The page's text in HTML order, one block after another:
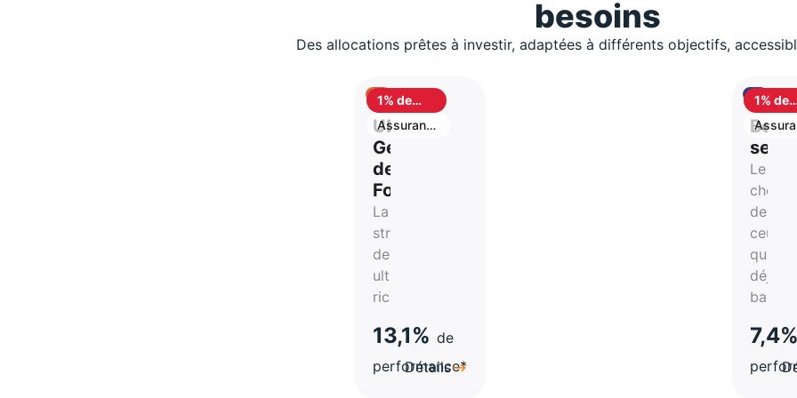
besoins
Des allocations prêtes à investir, adaptées à différents objectifs,
1% de
cashback
Assurance
vie
UBS
Gestion
de
Fortune
La
stratégie
des
ultra-
riches
13,1% de
performance*
Détails
1% de
vie
Best-
seller
Le
choix
de
ceux
qui ont
déjà
basculé
7,4%